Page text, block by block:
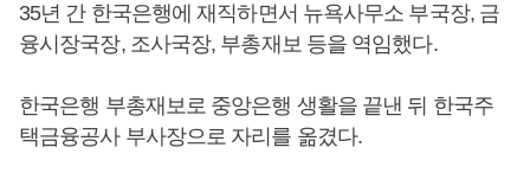
35년 간 한국은행에 재직하면서 뉴욕사무소 부국장, 금
융시장국장, 조사국장, 부총재보 등을 역임했다.
한국은행 부총재보로 중앙은행 생활을 끝낸 뒤 한국주
택금융공사 부사장으로 자리를 옮겼다.